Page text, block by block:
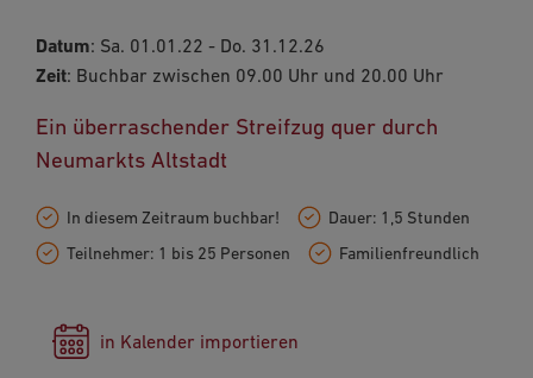
Datum: Sa. 01.01.22 - Do. 31.12.26
Zeit: Buchbar zwischen 09.00 Uhr und 20.00 Uhr
Ein überraschender Streifzug quer durch
Neumarkts Altstadt
In diesem Zeitraum buchbar!
Dauer: 1,5 Stunden
Teilnehmer: 1 bis 25 Personen
Familienfreundlich
in Kalender importieren